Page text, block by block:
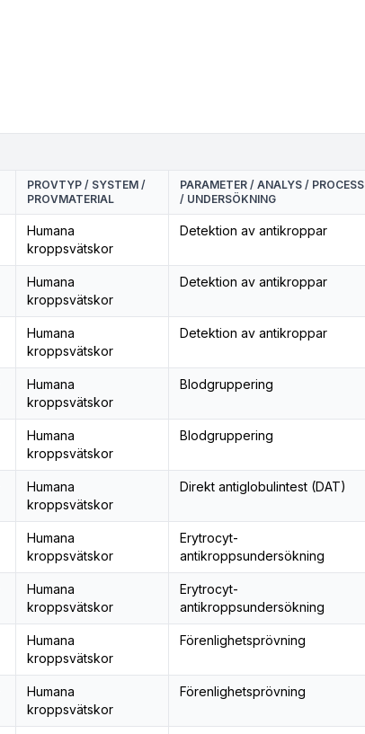
PROVTYP / SYSTEM /
PROVMATERIAL
PARAMETER / ANALYS / PROCESS
/ UNDERSÖKNING
Humana
kroppsvätskor
Detektion av antikroppar
Humana
kroppsvätskor
Detektion av antikroppar
Humana
kroppsvätskor
Detektion av antikroppar
Humana
kroppsvätskor
Blodgruppering
Humana
kroppsvätskor
Blodgruppering
Humana
kroppsvätskor
Direkt antiglobulintest (DAT)
Humana
kroppsvätskor
Erytrocyt-
antikroppsundersökning
Humana
kroppsvätskor
Erytrocyt-
antikroppsundersökning
Humana
kroppsvätskor
Förenlighetsprövning
Humana
kroppsvätskor
Förenlighetsprövning